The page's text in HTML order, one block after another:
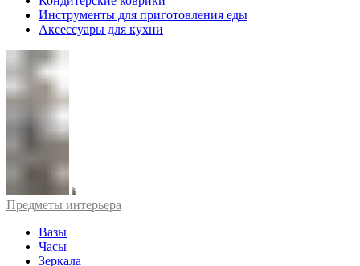
Инструменты для приготовления еды
Аксессуары для кухни
Предметы интерьера
Вазы
Часы
Зеркала